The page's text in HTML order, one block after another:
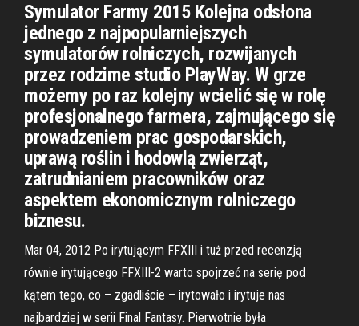
Symulator Farmy 2015 Kolejna odsłona
jednego z najpopularniejszych
symulatorów rolniczych, rozwijanych
przez rodzime studio PlayWay. W grze
możemy po raz kolejny wcielić się w rolę
profesjonalnego farmera, zajmującego się
prowadzeniem prac gospodarskich,
uprawą roślin i hodowlą zwierząt,
zatrudnianiem pracowników oraz
aspektem ekonomicznym rolniczego
biznesu.
Mar 04, 2012 Po irytującym FFXIII i tuż przed recenzją
równie irytującego FFXIII-2 warto spojrzeć na serię pod
kątem tego, co – zgadliście – irytowało i irytuje nas
najbardziej w serii Final Fantasy. Pierwotnie była